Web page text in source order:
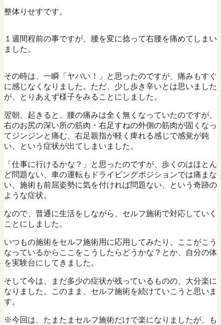
整体りせすです。
１週間程前の事ですが、腰を変に捻って右腰を痛めてしまい
ました。
その時は、一瞬「ヤバい！」と思ったのですが、痛みもすぐ
に感じなくなりました。ただ、少し歩き辛いとは思いました
が、とりあえず様子をみることにしました。
翌朝、起きると、腰の痛みは全く無くなっていたのですが、
右のお尻の深い所の筋肉・右足すねの外側の筋肉が固くなっ
てジンジンと痛む、右足親指が軽く痺れる感じで感覚が鈍
い、という症状が出てしまいました。
「仕事に行けるかな？」と思ったのですが、歩くのはほとん
ど問題ない、車の運転もドライビングポジションでは痛まな
い、施術も前屈姿勢に気を付ければ問題ない、という奇跡の
ような症状。
なので、普通に生活をしながら、セルフ施術で対応していく
ことにしました。
いつもの施術をセルフ施術用に応用してみたり、ここがこう
なっているからここをこうしたらどうかな？とか、自分の体
を実験台にしてきました。
そして今は、まだ多少の症状が残っているものの、大分楽に
なりました。このまま、セルフ施術を続けていこうと思いま
す。
※今回は、たまたまセルフ施術だけで楽になりましたが、も